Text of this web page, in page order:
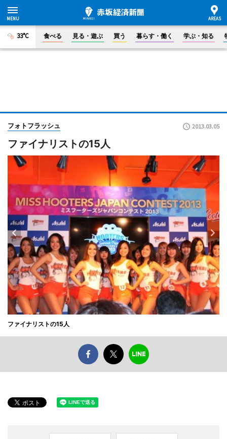
33°C 食べる 見る・遊ぶ 買う 暮らす・働く 学ぶ・知る
フォトフラッシュ 2013.03.05
ファイナリストの15人
ファイナリストの15人